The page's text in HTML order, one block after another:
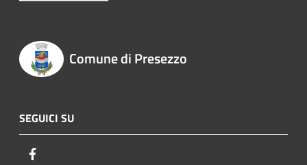
Comune di Presezzo
SEGUICI SU